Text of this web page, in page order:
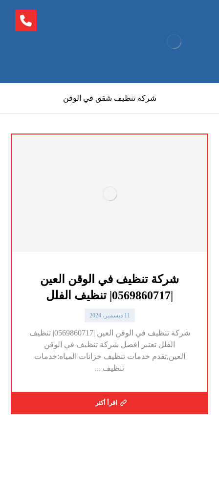
شركة تنظيف شقق في الوقن
شركة تنظيف في الوقن العين
|0569860717| تنظيف الفلل
11 ديسمبر، 2024
شركة تنظيف في الوقن العين |0569860717| تنظيف
الفلل تعتبر افضل شركة تنظيف في الوقن
العين,تقدم خدمات تنظيف خزانات المياه:خدمات
تنظيف ...
اقرأ أكثر